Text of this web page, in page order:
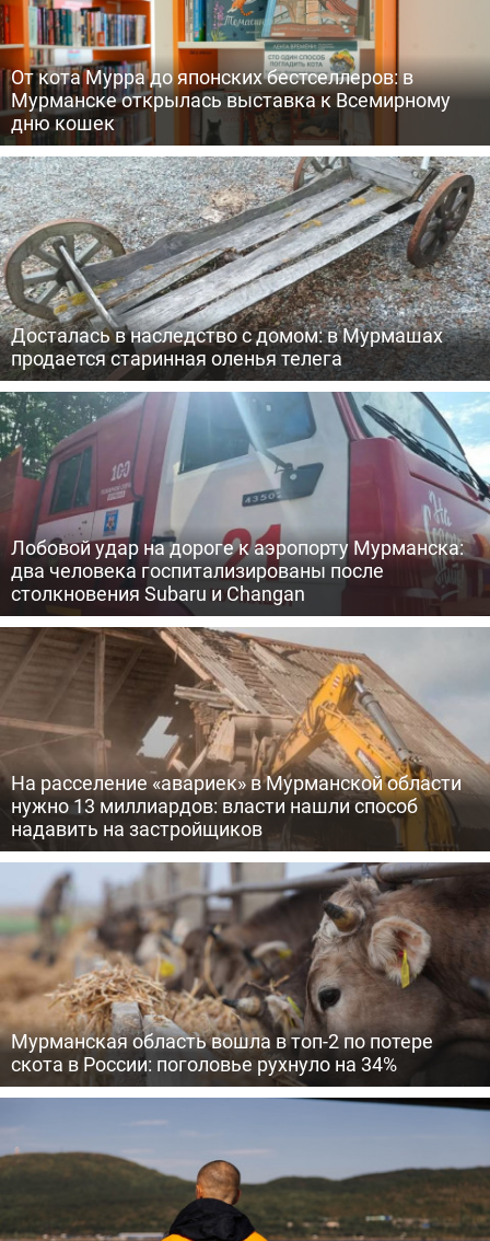
От кота Мурра до японских бестселлеров: в
Мурманске открылась выставка к Всемирному
дню кошек
Досталась в наследство с домом: в Мурмашах
продается старинная оленья телега
Лобовой удар на дороге к аэропорту Мурманска:
два человека госпитализированы после
столкновения Subaru и Changan
На расселение «авариек» в Мурманской области
нужно 13 миллиардов: власти нашли способ
надавить на застройщиков
Мурманская область вошла в топ-2 по потере
скота в России: поголовье рухнуло на 34%